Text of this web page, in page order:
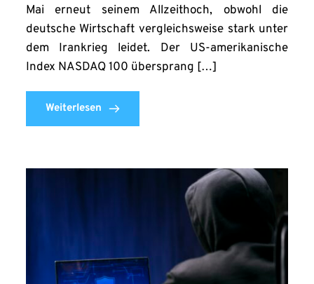
Mai erneut seinem Allzeithoch, obwohl die
deutsche Wirtschaft vergleichsweise stark unter
dem Irankrieg leidet. Der US-amerikanische
Index NASDAQ 100 übersprang […]
Weiterlesen